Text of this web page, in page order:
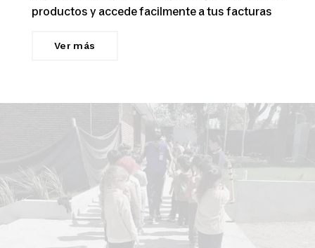
productos y accede facilmente a tus facturas
Ver más